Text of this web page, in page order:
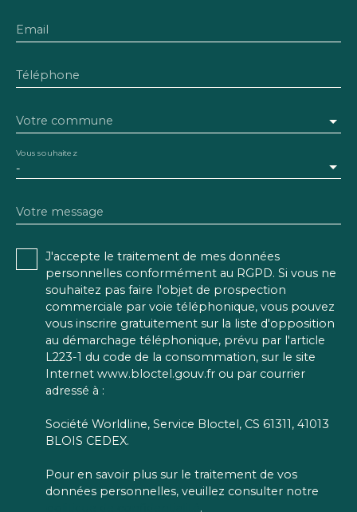
Email
Téléphone
Votre commune
-
Vous souhaitez
Votre message
J'accepte le traitement de mes données
personnelles conformément au RGPD. Si vous ne
souhaitez pas faire l'objet de prospection
commerciale par voie téléphonique, vous pouvez
vous inscrire gratuitement sur la liste d'opposition
au démarchage téléphonique, prévu par l'article
L223-1 du code de la consommation, sur le site
Internet www.bloctel.gouv.fr ou par courrier
adressé à :
Société Worldline, Service Bloctel, CS 61311, 41013
BLOIS CEDEX.
Pour en savoir plus sur le traitement de vos
données personnelles, veuillez consulter notre
.